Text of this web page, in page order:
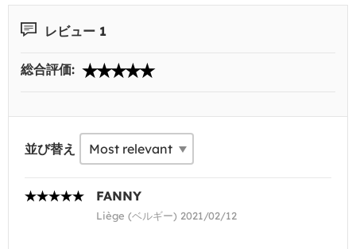
レビュー 1
総合評価:
並び替え
FANNY
Liège (ベルギー) 2021/02/12